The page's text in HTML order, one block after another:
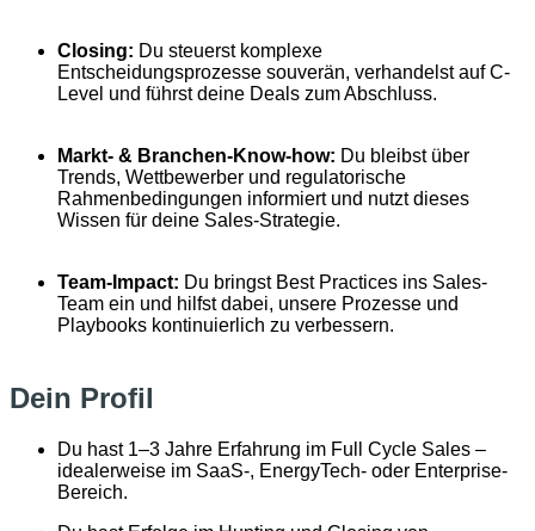
Closing: Du steuerst komplexe
Entscheidungsprozesse souverän, verhandelst auf C-
Level und führst deine Deals zum Abschluss.
Markt- & Branchen-Know-how: Du bleibst über
Trends, Wettbewerber und regulatorische
Rahmenbedingungen informiert und nutzt dieses
Wissen für deine Sales-Strategie.
Team-Impact: Du bringst Best Practices ins Sales-
Team ein und hilfst dabei, unsere Prozesse und
Playbooks kontinuierlich zu verbessern.
Dein Profil
Du hast 1–3 Jahre Erfahrung im Full Cycle Sales –
idealerweise im SaaS-, EnergyTech- oder Enterprise-
Bereich.